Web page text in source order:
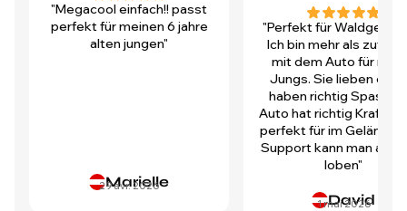
"Megacool einfach!! passt
perfekt für meinen 6 jahre
alten jungen"
Marielle
29 avr. 2026
"Perfekt für
Ich bin mehr als
mit dem Auto für
Jungs. Sie lieben es
haben richtig Spass!
Auto hat richtig Kraft
perfekt für im Gelände.
Support kann man auch
loben"
David
1 mai 2026